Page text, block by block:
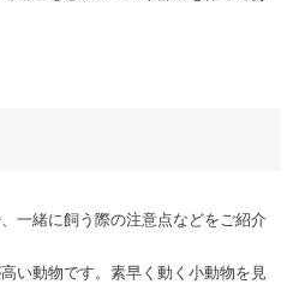
一緒に飼う際の注意点などをご紹介
い動物です。素早く動く小動物を見